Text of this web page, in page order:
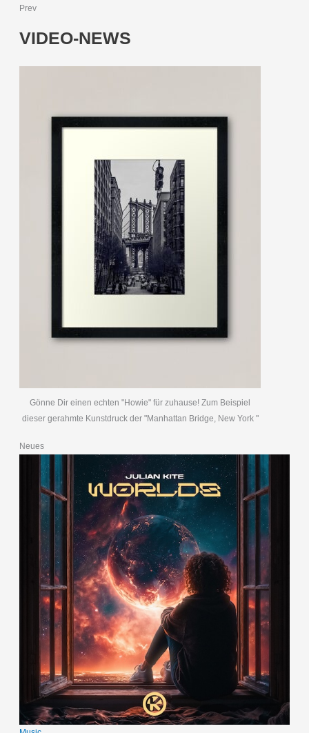
Prev
VIDEO-NEWS
Gönne Dir einen echten "Howie" für zuhause! Zum Beispiel
dieser gerahmte Kunstdruck der "Manhattan Bridge, New York "
Neues